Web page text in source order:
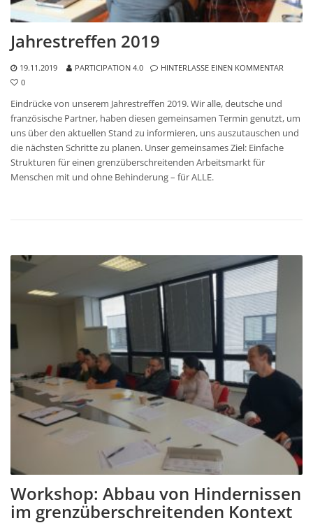
Jahrestreffen 2019
19.11.2019 PARTICIPATION 4.0
HINTERLASSE EINEN KOMMENTAR
0
Eindrücke von unserem Jahrestreffen 2019. Wir alle, deutsche und
französische Partner, haben diesen gemeinsamen Termin genutzt, um
uns über den aktuellen Stand zu informieren, uns auszutauschen und
die nächsten Schritte zu planen. Unser gemeinsames Ziel: Einfache
Strukturen für einen grenzüberschreitenden Arbeitsmarkt für
Menschen mit und ohne Behinderung – für ALLE.
Workshop: Abbau von Hindernissen
im grenzüberschreitenden Kontext